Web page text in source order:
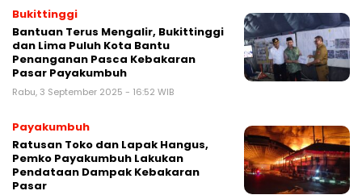
Bukittinggi
Bantuan Terus Mengalir, Bukittinggi
dan Lima Puluh Kota Bantu
Penanganan Pasca Kebakaran
Pasar Payakumbuh
Rabu, 3 September 2025 - 16:52 WIB
Payakumbuh
Ratusan Toko dan Lapak Hangus,
Pemko Payakumbuh Lakukan
Pendataan Dampak Kebakaran
Pasar